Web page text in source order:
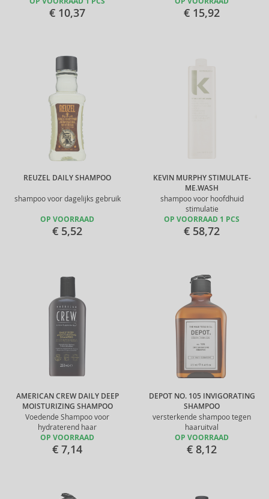
€ 10,37 € 15,92
REUZEL DAILY SHAMPOO
shampoo voor dagelijks gebruik
OP VOORRAAD
€ 5,52
KEVIN MURPHY STIMULATE-
ME.WASH
shampoo voor hoofdhuid
stimulatie
OP VOORRAAD 1 PCS
€ 58,72
AMERICAN CREW DAILY DEEP
MOISTURIZING SHAMPOO
Voedende Shampoo voor
hydraterend haar
OP VOORRAAD
€ 7,14
DEPOT NO. 105 INVIGORATING
SHAMPOO
versterkende shampoo tegen
haaruitval
OP VOORRAAD
€ 8,12